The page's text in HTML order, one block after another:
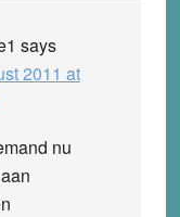
says
2011 at
nu